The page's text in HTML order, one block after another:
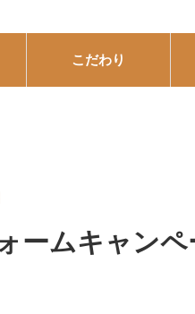
こだわり
ームキャンペ